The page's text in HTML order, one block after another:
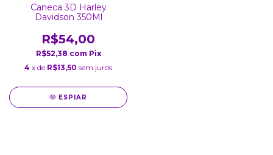
Caneca 3D Harley
Davidson 350Ml
R$54,00
R$52,38 com Pix
4 x de R$13,50 sem juros
ESPIAR